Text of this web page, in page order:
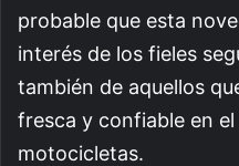
probable que esta
interés de los fieles
también de aquellos
fresca y confiable en
motocicletas.